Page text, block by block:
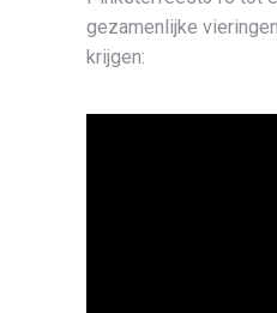
gezamenlijke
krijgen: